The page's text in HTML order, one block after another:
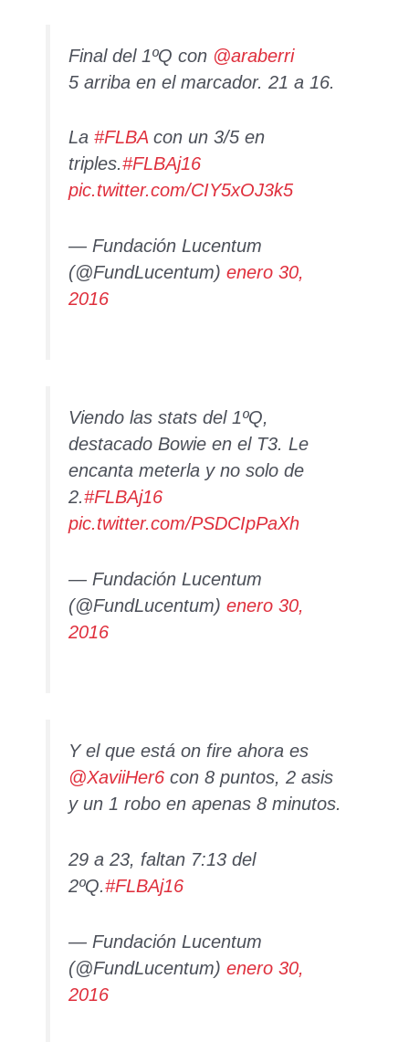
Final del 1ºQ con @araberri
5 arriba en el marcador. 21 a 16.
La #FLBAcon un 3/5 en
triples.#FLBAj16
pic.twitter.com/CIY5xOJ3k5
— Fundación Lucentum
(@FundLucentum) enero 30,
2016
Viendo las stats del 1ºQ,
destacado Bowie en el T3. Le
encanta meterla y no solo de
2.#FLBAj16
pic.twitter.com/PSDCIpPaXh
— Fundación Lucentum
(@FundLucentum) enero 30,
2016
Y el que está on fire ahora es
@XaviiHer6con 8 puntos, 2 asis
y un 1 robo en apenas 8 minutos.
29 a 23, faltan 7:13 del
2ºQ.#FLBAj16
— Fundación Lucentum
(@FundLucentum) enero 30,
2016